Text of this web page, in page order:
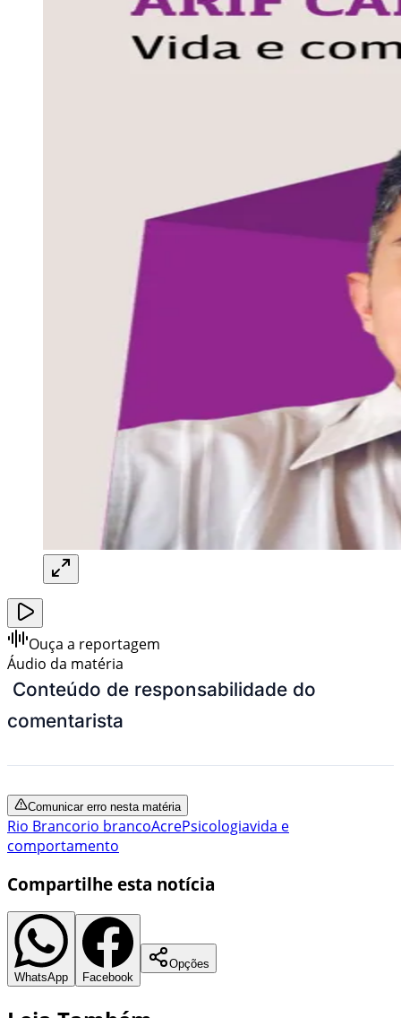
Ouça a reportagem
Áudio da matéria
Conteúdo de responsabilidade do
comentarista
Comunicar erro nesta matéria
Rio Brancorio brancoAcrePsicologiavida e
comportamento
Compartilhe esta notícia
WhatsApp Facebook
Opções